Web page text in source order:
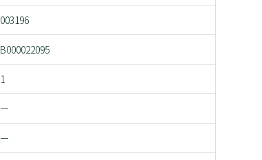
003196
B000022095
1
ー
ー